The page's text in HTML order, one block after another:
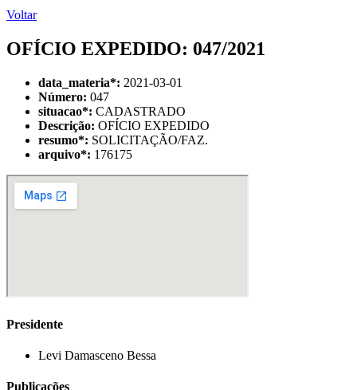
Voltar
OFÍCIO EXPEDIDO: 047/2021
data_materia*: 2021-03-01
Número: 047
situacao*: CADASTRADO
Descrição: OFÍCIO EXPEDIDO
resumo*: SOLICITAÇÃO/FAZ.
arquivo*: 176175
Presidente
Levi Damasceno Bessa
Publicações